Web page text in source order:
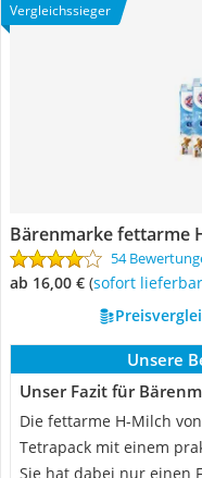
Vergleichssieger
Bärenmarke fettarme
54
ab 16,00 € ( Sofort lieferbar
Unsere
Unser Fazit für
Die fettarme H-Milch
Tetrapack mit einem
Sie hat dabei nur einen